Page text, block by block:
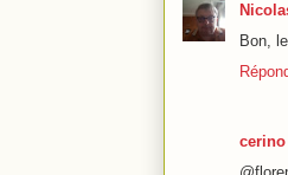
Bon,
cerino